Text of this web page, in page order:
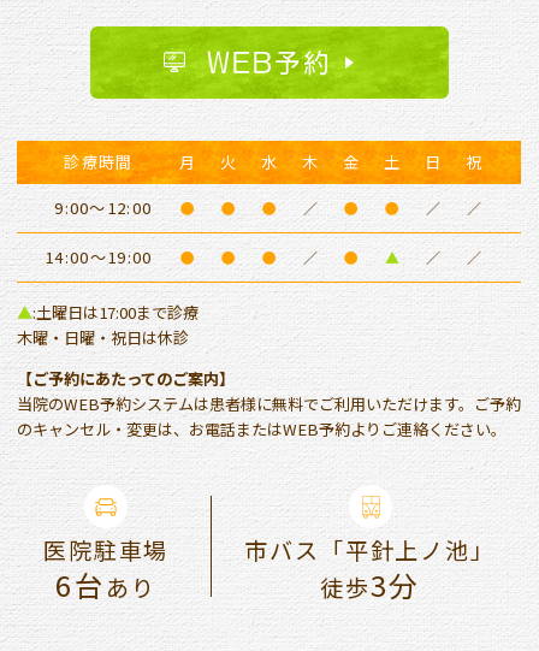
WEB予約
診療時間 月 火 水 木 金 土 日
祝
9:00～12:00
● ● ● ／ ● ● ／ ／
14:00～19:00 ● ● ● ／ ● ▲ ／ ／
▲:土曜日は17:00まで診療
木曜・日曜・祝日は休診
【ご予約にあたってのご案内】
当院のWEB予約システムは患者様に無料でご利用いただけます。ご予約
のキャンセル・変更は、お電話またはWEB予約よりご連絡ください。
医院駐車場
6台あり
市バス「平針上ノ池」
徒歩3分